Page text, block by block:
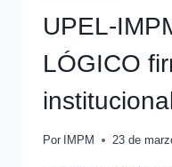
UPEL-
LÓGICO
institucional
Por IMPM 23 de